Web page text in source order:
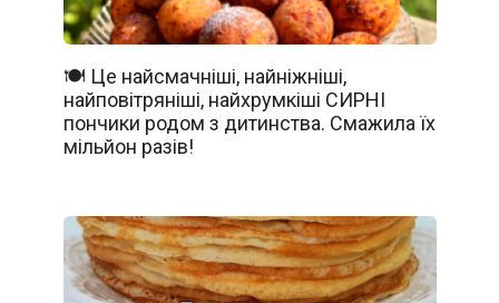
🍽️ Це найсмачніші, найніжніші,
найповітряніші, найхрумкіші СИРНІ
пончики родом з дитинства. Смажила їх
мільйон разів!